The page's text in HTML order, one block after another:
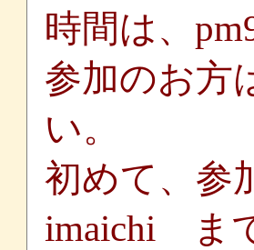
時間は、
参加のお方
い。
初めて、参
imaichi ま